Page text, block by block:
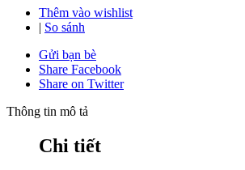
Thêm vào wishlist
| So sánh
Gửi bạn bè
Share Facebook
Share on Twitter
Thông tin mô tả
Chi tiết